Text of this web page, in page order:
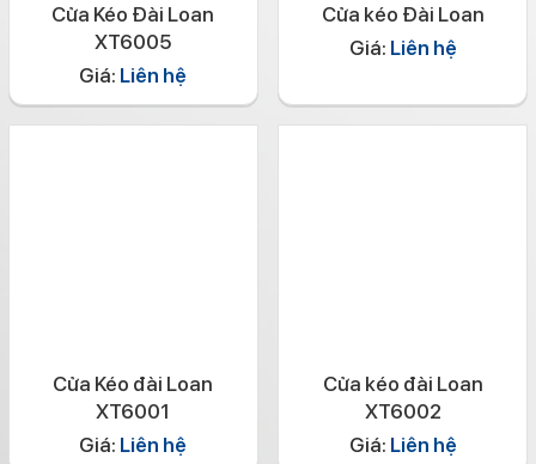
Cửa Kéo Đài Loan
XT6005
Giá: Liên hệ
Cửa kéo Đài Loan
Giá: Liên hệ
Cửa Kéo đài Loan
XT6001
Giá: Liên hệ
Cửa kéo đài Loan
XT6002
Giá: Liên hệ